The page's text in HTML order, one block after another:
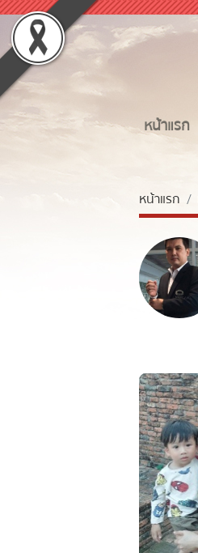
หน้าแรก
หน้าแรก